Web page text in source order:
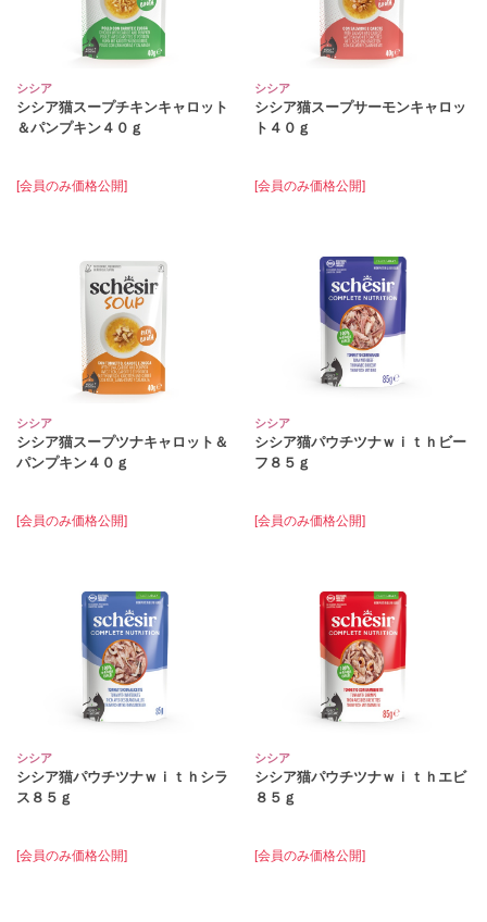
シシア
シシア猫スープチキンキャロット
＆パンプキン４０ｇ
[会員のみ価格公開]
シシア
シシア猫スープサーモンキャロッ
ト４０ｇ
[会員のみ価格公開]
シシア
シシア猫スープツナキャロット＆
パンプキン４０ｇ
[会員のみ価格公開]
シシア
シシア猫パウチツナｗｉｔｈビー
フ８５ｇ
[会員のみ価格公開]
シシア
シシア猫パウチツナｗｉｔｈシラ
ス８５ｇ
[会員のみ価格公開]
シシア
シシア猫パウチツナｗｉｔｈエビ
８５ｇ
[会員のみ価格公開]